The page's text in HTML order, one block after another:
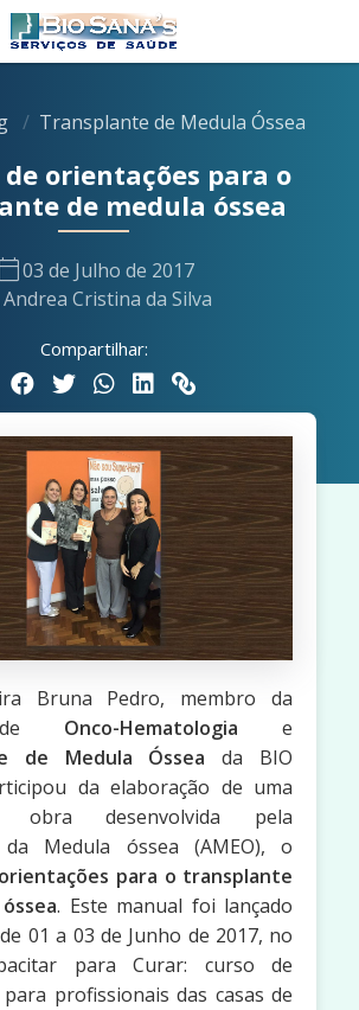
Transplante de Medula Óssea
orientações para o
de medula óssea
03 de Julho de 2017
Andrea Cristina da Silva
Compartilhar:
Bruna Pedro, membro da
de Onco-Hematologia e
de Medula Óssea da BIO
da elaboração de uma
obra desenvolvida pela
da Medula óssea (AMEO), o
para o transplante
. Este manual foi lançado
01 a 03 de Junho de 2017, no
para Curar: curso de
para profissionais das casas de